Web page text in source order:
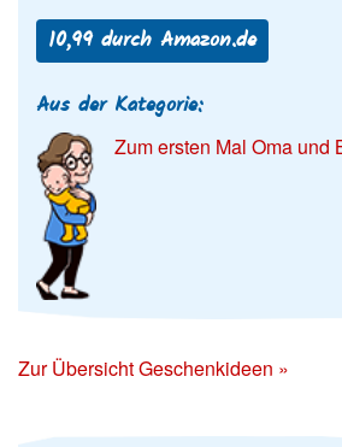
10,99 durch Amazon.de
Aus der Kategorie:
Zum ersten Mal Oma und
Zur Übersicht Geschenkideen »